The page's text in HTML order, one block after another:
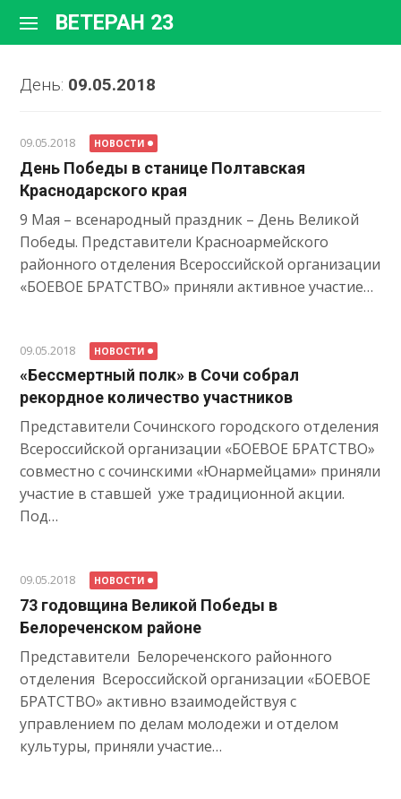
содержимому
ВЕТЕРАН 23
День: 09.05.2018
09.05.2018 НОВОСТИ
День Победы в станице Полтавская
Краснодарского края
9 Мая – всенародный праздник – День Великой
Победы. Представители Красноармейского
районного отделения Всероссийской организации
«БОЕВОЕ БРАТСТВО» приняли активное участие…
09.05.2018 НОВОСТИ
«Бессмертный полк» в Сочи собрал
рекордное количество участников
Представители Сочинского городского отделения
Всероссийской организации «БОЕВОЕ БРАТСТВО»
совместно с сочинскими «Юнармейцами» приняли
участие в ставшей уже традиционной акции.
Под…
09.05.2018 НОВОСТИ
73 годовщина Великой Победы в
Белореченском районе
Представители Белореченского районного
отделения Всероссийской организации «БОЕВОЕ
БРАТСТВО» активно взаимодействуя с
управлением по делам молодежи и отделом
культуры, приняли участие…